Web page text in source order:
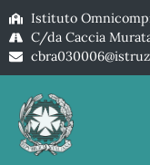
Istituto
C/da Caccia